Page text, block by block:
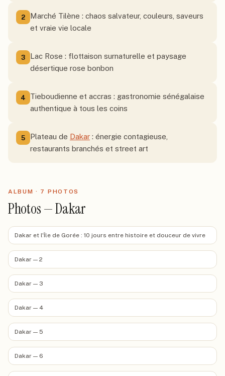
2
Marché Tilène : chaos salvateur, couleurs, saveurs
et vraie vie locale
3
Lac Rose : flottaison surnaturelle et paysage
désertique rose bonbon
4
Tieboudienne et accras : gastronomie sénégalaise
authentique à tous les coins
5 Plateau de Dakar : énergie contagieuse,
restaurants branchés et street art
ALBUM · 7 PHOTOS
Photos — Dakar
Dakar et l'Île de Gorée : 10 jours entre histoire et douceur de vivre
Dakar — 2
Dakar — 3
Dakar — 4
Dakar — 5
Dakar — 6